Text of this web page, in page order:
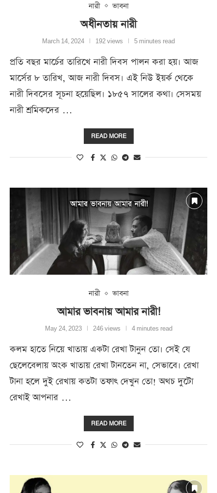
নারী ভাবনা
অধীনতায় নারী
March 14, 2024 192 views 5 minutes read
প্রতি বছর মার্চের তারিখে নারী দিবস পালন করা হয়। আজ
মার্সের ৮ তারিখ, আজ নারী দিবস। এই নিউ ইয়র্ক থেকে
নারী দিবসের সূচনা হয়েছিল। ১৮৫৭ সালের কথা। সেসময়
নারী শ্রমিকদের …
READ MORE
নারী ভাবনা
আমার ভাবনায় আমার নারী!
May 24, 2023 246 views 4 minutes read
কলম হাতে নিয়ে খাতায় একটা রেখা টানুন তো। সেই যে
ছেলেবেলায় অংক খাতায় রেখা টানতেন না, সেভাবে। রেখা
টানা হলে দুই রেখায় কতটা তফাৎ দেখুন তো! অথচ দুটো
রেখাই আপনার …
READ MORE